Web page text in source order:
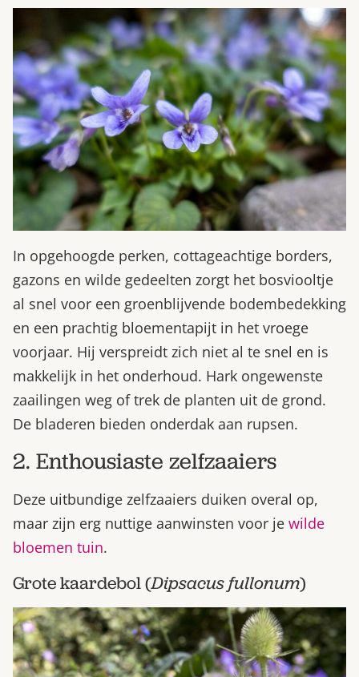
In opgehoogde perken, cottageachtige borders,
gazons en wilde gedeelten zorgt het bosviooltje
al snel voor een groenblijvende bodembedekking
en een prachtig bloementapijt in het vroege
voorjaar. Hij verspreidt zich niet al te snel en is
makkelijk in het onderhoud. Hark ongewenste
zaailingen weg of trek de planten uit de grond.
De bladeren bieden onderdak aan rupsen.
2. Enthousiaste zelfzaaiers
Deze uitbundige zelfzaaiers duiken overal op,
maar zijn erg nuttige aanwinsten voor je wilde
bloemen tuin.
Grote kaardebol (Dipsacus fullonum)